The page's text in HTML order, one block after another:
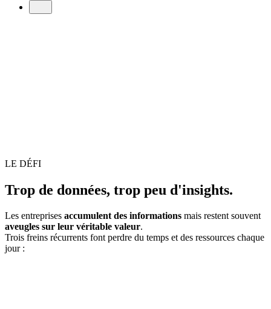
LE DÉFI
Trop de données, trop peu d'insights.
Les entreprises accumulent des informations mais restent souvent
aveugles sur leur véritable valeur.
Trois freins récurrents font perdre du temps et des ressources chaque
jour :